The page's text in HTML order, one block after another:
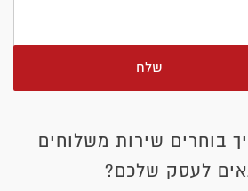
שלח
בוחרים שירות משלוחים
לעסק שלכם?